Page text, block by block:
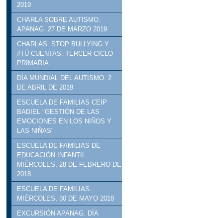
2019
CHARLA SOBRE AUTISMO.
APANAG. 27 DE MARZO 2019
CHARLAS: STOP BULLYING Y
#TÚ CUENTAS. TERCER CICLO
PRIMARIA
DÍA MUNDIAL DEL AUTISMO. 2
DE ABRIL DE 2019
ESCUELA DE FAMILIAS CEIP
BADIEL "GESTIÓN DE LAS
EMOCIONES EN LOS NIÑOS Y
LAS NIÑAS"
ESCUELA DE FAMILIAS DE
EDUCACIÓN INFANTIL.
MIÉRCOLES, 28 DE FEBRERO DE
2018.
ESCUELA DE FAMILIAS.
MIÉRCOLES, 30 DE MAYO 2018
EXCURSIÓN APANAG. DÍA